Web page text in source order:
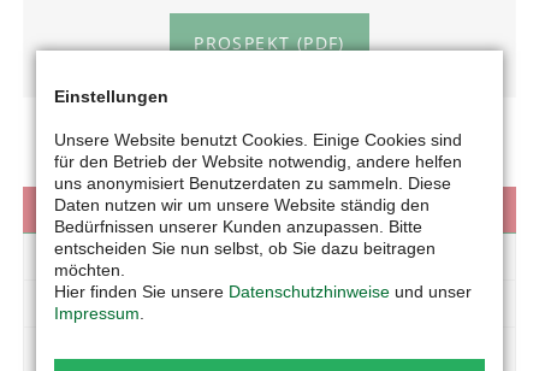
PROSPEKT (PDF)
VIDEOS
GALERIE
TECHNIK
Einstellungen
Unsere Website benutzt Cookies. Einige Cookies sind
für den Betrieb der Website notwendig, andere helfen
uns anonymisiert Benutzerdaten zu sammeln. Diese
Daten nutzen wir um unsere Website ständig den
Bedürfnissen unserer Kunden anzupassen. Bitte
entscheiden Sie nun selbst, ob Sie dazu beitragen
möchten.
Hier finden Sie unsere Datenschutzhinweise und unser
Impressum